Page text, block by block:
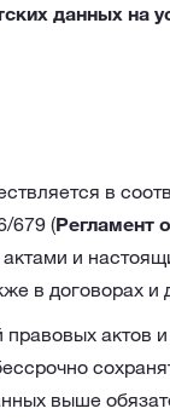
данных на
в
679 (Регламент
и
в договорах
правовых
выше